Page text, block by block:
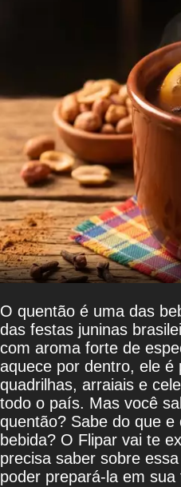
O quentão é uma das
das festas juninas
com aroma forte de
aquece por dentro, ele é
quadrilhas, arraiais e
todo o país. Mas você
quentão? Sabe do que
bebida? O Flipar vai te
precisa saber sobre
poder prepará-la em sua